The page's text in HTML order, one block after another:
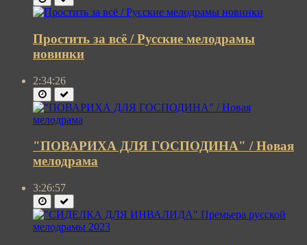
Простить за всё / Русские мелодрамы
новинки
2:34:26
"ПОВАРИХА ДЛЯ ГОСПОДИНА" / Новая
мелодрама
3:26:57